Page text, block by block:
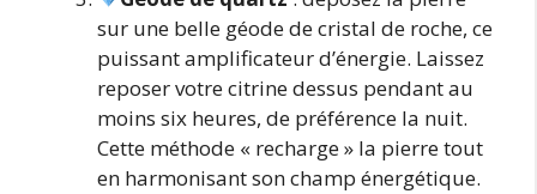
sur une belle géode de cristal de roche, ce
puissant amplificateur d’énergie. Laissez
reposer votre citrine dessus pendant au
moins six heures, de préférence la nuit.
Cette méthode « recharge » la pierre tout
en harmonisant son champ énergétique.